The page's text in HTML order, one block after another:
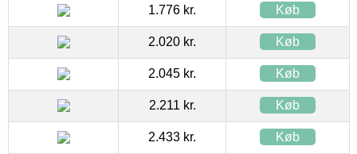
1.776 kr. Køb
2.020 kr. Køb
2.045 kr. Køb
2.211 kr. Køb
2.433 kr. Køb